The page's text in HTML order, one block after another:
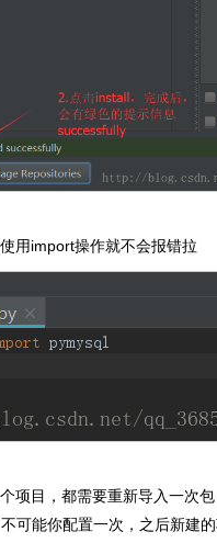
用import操作就不会报错拉
项目，都需要重新导入一次
可能你配置一次，之后新建